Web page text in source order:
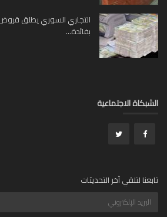
التجاري السوري يطلق قروض
بفائدة...
الاجتماعية
لتلقي آخر التحديثات